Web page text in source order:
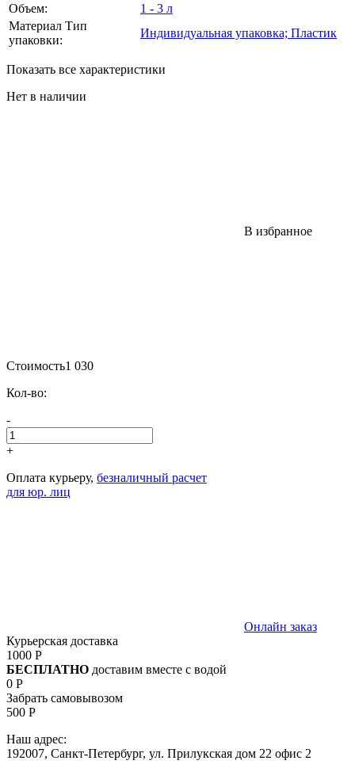
Объем:
1 - 3 л
Материал Тип
упаковки:
Индивидуальная упаковка; Пластик
Показать все характеристики
Нет в наличии
В избранное
Стоимость1 030
Кол-во:
-
+
Оплата курьеру, безналичный расчет
для юр. лиц
Онлайн заказ
Курьерская доставка
1000 Р
БЕСПЛАТНО доставим вместе с водой
0 Р
Забрать самовывозом
500 Р
Наш адрес:
192007, Санкт-Петербург, ул. Прилукская дом 22 офис 2